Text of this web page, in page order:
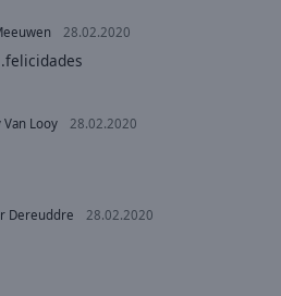
28.02.2020
Van Looy 28.02.2020
Dereuddre 28.02.2020